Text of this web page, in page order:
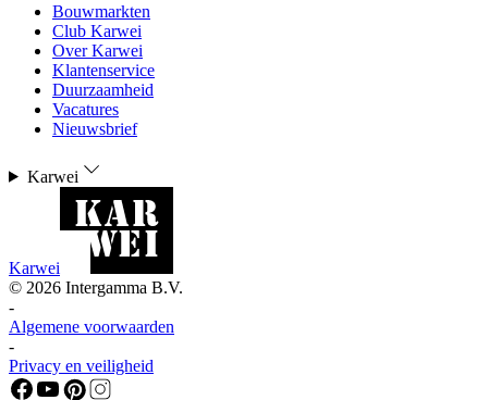
Bouwmarkten
Club Karwei
Over Karwei
Klantenservice
Duurzaamheid
Vacatures
Nieuwsbrief
Karwei
Karwei
© 2026 Intergamma B.V.
-
Algemene voorwaarden
-
Privacy en veiligheid